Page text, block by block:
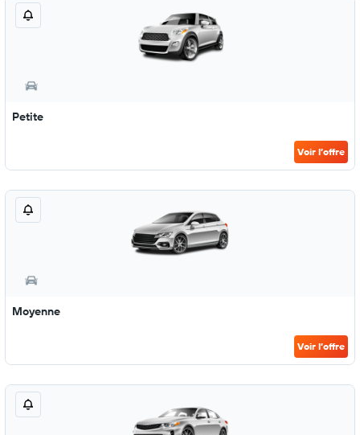
Petite
Voir l’offre
Moyenne
Voir l’offre